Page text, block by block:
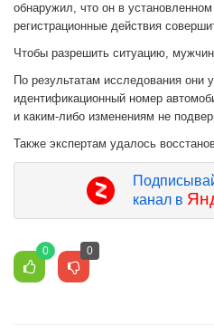
обнаружил, что он в
регистрационные действия
Чтобы разрешить ситуацию,
По результатам исследования они
идентификационный номер
и каким-либо изменениям не
Также экспертам удалось
канал в
0 0